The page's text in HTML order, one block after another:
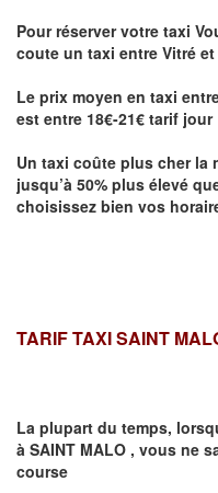
Pour réserver votre taxi
coute un taxi entre Vitré
Le prix moyen en taxi
est entre 18€-21€ tarif
Un taxi coûte plus cher la
jusqu’à 50% plus élevé
choisissez bien vos
TARIF TAXI SAINT
La plupart du temps,
à SAINT MALO , vous ne
course